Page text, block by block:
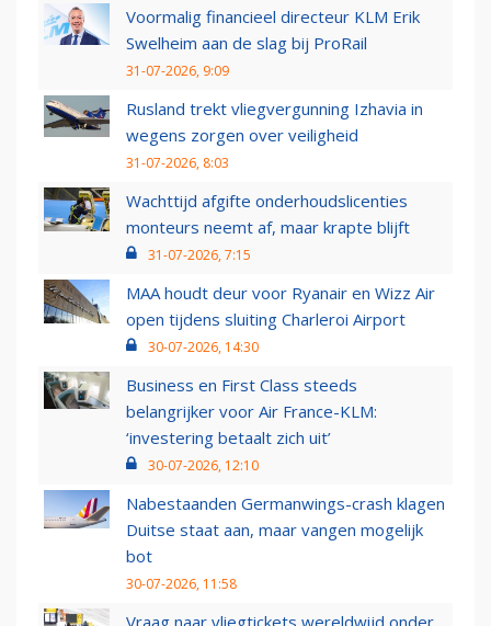
Voormalig financieel directeur KLM Erik
Swelheim aan de slag bij ProRail
31-07-2026, 9:09
Rusland trekt vliegvergunning Izhavia in
wegens zorgen over veiligheid
31-07-2026, 8:03
Wachttijd afgifte onderhoudslicenties
monteurs neemt af, maar krapte blijft
31-07-2026, 7:15
MAA houdt deur voor Ryanair en Wizz Air
open tijdens sluiting Charleroi Airport
30-07-2026, 14:30
Business en First Class steeds
belangrijker voor Air France-KLM:
‘investering betaalt zich uit’
30-07-2026, 12:10
Nabestaanden Germanwings-crash klagen
Duitse staat aan, maar vangen mogelijk
bot
30-07-2026, 11:58